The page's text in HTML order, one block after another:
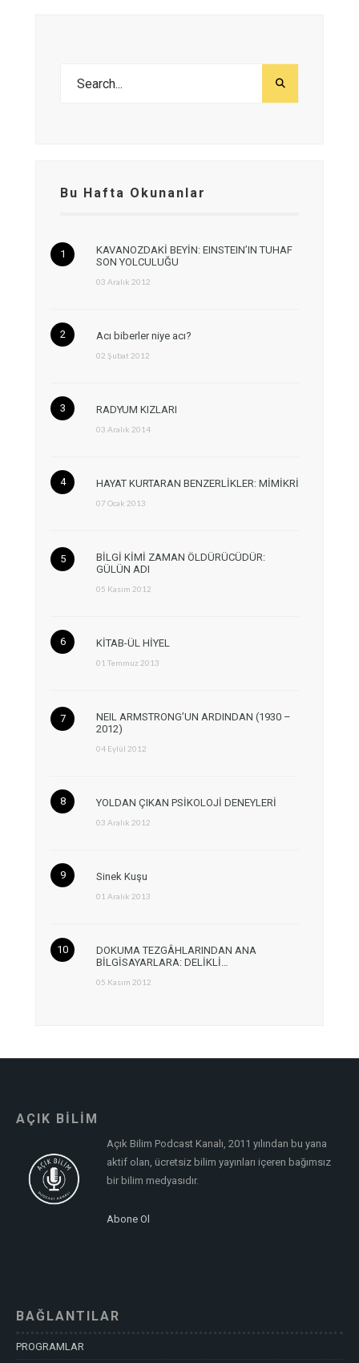
Bu Hafta Okunanlar
KAVANOZDAKİ BEYİN: EINSTEIN’IN TUHAF
SON YOLCULUĞU
03 Aralık 2012
Acı biberler niye acı?
02 Şubat 2012
RADYUM KIZLARI
03 Aralık 2014
HAYAT KURTARAN BENZERLİKLER: MİMİKRİ
07 Ocak 2013
BİLGİ KİMİ ZAMAN ÖLDÜRÜCÜDÜR:
GÜLÜN ADI
05 Kasım 2012
KİTAB-ÜL HİYEL
01 Temmuz 2013
NEIL ARMSTRONG’UN ARDINDAN (1930 –
2012)
04 Eylül 2012
YOLDAN ÇIKAN PSİKOLOJİ DENEYLERİ
03 Aralık 2012
Sinek Kuşu
01 Aralık 2013
DOKUMA TEZGÂHLARINDAN ANA
BİLGİSAYARLARA: DELİKLİ…
05 Kasım 2012
AÇIK BİLİM
Açık Bilim Podcast Kanalı, 2011 yılından bu yana
aktif olan, ücretsiz bilim yayınları içeren bağımsız
bir bilim medyasıdır.
Abone Ol
BAĞLANTILAR
PROGRAMLAR